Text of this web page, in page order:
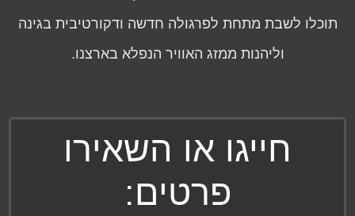
תוכלו לשבת מתחת לפרגולה חדשה ודקורטיבית בגינה
וליהנות ממזג האוויר הנפלא בארצנו.
חייגו או השאירו
פרטים: